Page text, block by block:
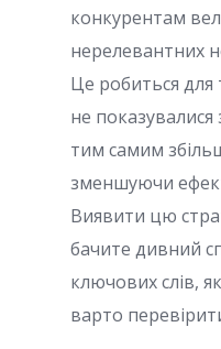
конкурентам
нерелевантних
Це робиться для
не
тим самим
зменшуючи
Виявити цю
бачите дивний
ключових слів,
варто